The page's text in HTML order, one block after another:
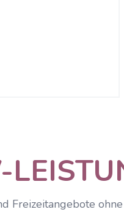
Freizeitangebote